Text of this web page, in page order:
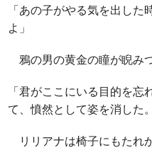
「あの子がやる気を出した
よ」
鴉の男の黄金の瞳が睨み
「君がここにいる目的を
て、憤然として姿を消した。
リリアナは椅子にもたれ